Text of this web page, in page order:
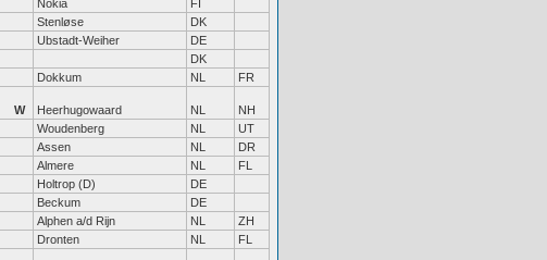
Nokia
FI
Stenløse
DK
Ubstadt-Weiher
DE
DK
Dokkum NL FR
W Heerhugowaard NL
NH
Woudenberg NL
UT
Assen NL
DR
Almere NL
FL
Holtrop (D)
DE
Beckum
DE
Alphen a/d Rijn NL
ZH
Dronten NL FL